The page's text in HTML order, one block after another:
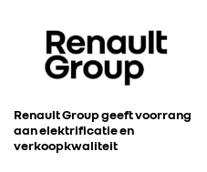
Renault Group geeft voorrang
aan elektrificatie en
verkoopkwaliteit